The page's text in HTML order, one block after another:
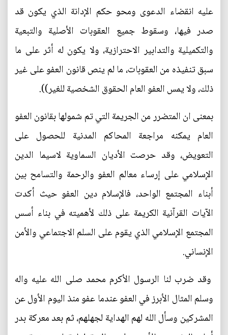
عليه انقضاء الدعوى ومحو حكم الإدانة الذي يكون قد
صدر فيها، وسقوط جميع العقوبات الأصلية والتبعية
والتكميلية والتدابير الاحترازية، ولا يكون له أثر على ما
سبق تنفيذه من العقوبات، ما لم ينص قانون العفو على غير
ذلك، ولا يمس العفو العام الحقوق الشخصية للغير)).
بمعنى ان المتضرر من الجريمة التي تم شمولها بقانون العفو
العام يمكنه مراجعة المحاكم المدنية للحصول على
التعويض، وقد حرصت الأديان السماوية لاسيما الدين
الإسلامي على إرساء معالم العفو والرحمة والتسامح بين
أبناء المجتمع الواحد، فالإسلام دين العفو حيث أكدت
الآيات القرآنية الكريمة على ذلك لأهميته في بناء أسس
المجتمع الإسلامي الذي يقوم على السلم الاجتماعي والأمن
الإنساني.
وقد ضرب لنا الرسول الأكرم محمد صلى الله عليه واله
وسلم المثال الأبرز في العفو عندما عفو منذ اليوم الأول عن
المشركين وسأل الله لهم الهداية لجهلهم، ثم بعد معركة بدر